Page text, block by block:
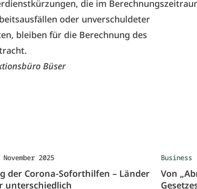
die im
oder unverschuldeter
bleiben für die Berechnung des
Büser
2025
der Corona-Soforthilfen – Länder
unterschiedlich
Business
Von